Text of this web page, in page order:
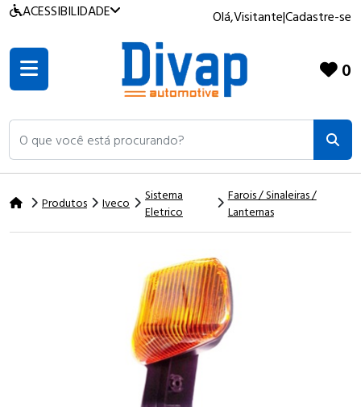
ACESSIBILIDADE Olá,Visitante|Cadastre-se
O que você está procurando?
0
Produtos Iveco
Sistema
Eletrico
Farois / Sinaleiras /
Lanternas